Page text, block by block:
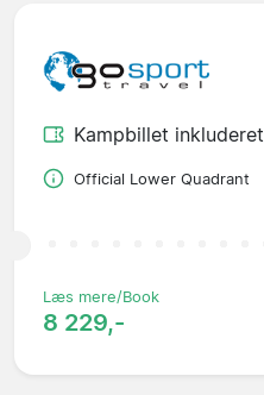
Kampbillet inkluderet
Official Lower Quadrant
Læs mere/Book
8 229,-